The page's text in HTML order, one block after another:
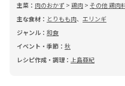
主菜： 肉のおかず > 鶏肉 > その他 鶏肉
主な食材： とりもも肉、 エリンギ
ジャンル： 和食
イベント・季節： 秋
レシピ作成・調理： 上島亜紀